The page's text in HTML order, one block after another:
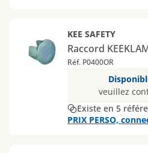
KEE SAFETY
Raccord
Réf. P0400OR
veuillez
Existe en 5
PRIX PERSO,